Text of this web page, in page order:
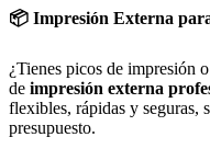
📦 Impresión Externa
¿Tienes picos de impresión
de impresión externa
flexibles, rápidas y seguras,
presupuesto.